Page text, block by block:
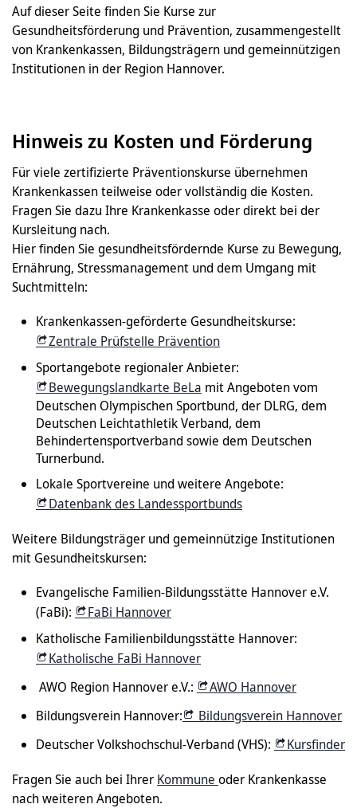
Auf dieser Seite finden Sie Kurse zur
Gesundheitsförderung und Prävention, zusammengestellt
von Krankenkassen, Bildungsträgern und gemeinnützigen
Institutionen in der Region Hannover.
Hinweis zu Kosten und Förderung
Für viele zertifizierte Präventionskurse übernehmen
Krankenkassen teilweise oder vollständig die Kosten.
Fragen Sie dazu Ihre Krankenkasse oder direkt bei der
Kursleitung nach.
Hier finden Sie gesundheitsfördernde Kurse zu Bewegung,
Ernährung, Stressmanagement und dem Umgang mit
Suchtmitteln:
Krankenkassen-geförderte Gesundheitskurse:
Zentrale Prüfstelle Prävention
Sportangebote regionaler Anbieter:
Bewegungslandkarte BeLa mit Angeboten vom
Deutschen Olympischen Sportbund, der DLRG, dem
Deutschen Leichtathletik Verband, dem
Behindertensportverband sowie dem Deutschen
Turnerbund.
Lokale Sportvereine und weitere Angebote:
Datenbank des Landessportbunds
Weitere Bildungsträger und gemeinnützige Institutionen
mit Gesundheitskursen:
Evangelische Familien-Bildungsstätte Hannover e.V.
(FaBi):
FaBi Hannover
Katholische Familienbildungsstätte Hannover:
Katholische FaBi Hannover
AWO Region Hannover e.V.:
AWO Hannover
Bildungsverein Hannover:
Bildungsverein Hannover
Deutscher Volkshochschul-Verband (VHS):
Kursfinder
Fragen Sie auch bei Ihrer Kommune oder Krankenkasse
nach weiteren Angeboten.